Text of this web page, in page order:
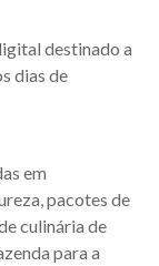
destinado a
dias de
em
pacotes de
culinária de
para a